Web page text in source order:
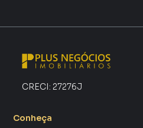
CRECI: 27276J
Conheça